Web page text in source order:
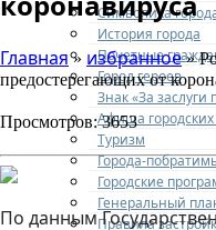
Символика
История города
Почетные
Город героев
Знак «За заслуги
Афиша
Туризм
Города-
Городские
Генеральный
Правила
Главная» избранное»
предостерегающих от
Просмотров: 3653
По данным